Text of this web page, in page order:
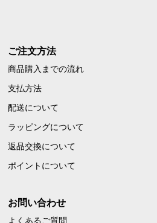
ご注文方法
商品購入までの流れ
支払方法
配送について
ラッピングについて
返品交換について
ポイントについて
お問い合わせ
よくあるご質問